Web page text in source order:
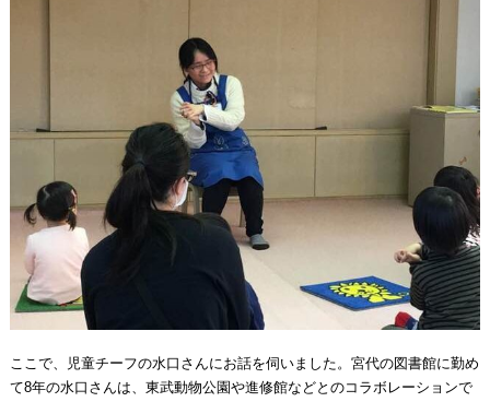
ここで、児童チーフの水口さんにお話を伺いました。宮代の図書館に勤め
て8年の水口さんは、東武動物公園や進修館などとのコラボレーションで